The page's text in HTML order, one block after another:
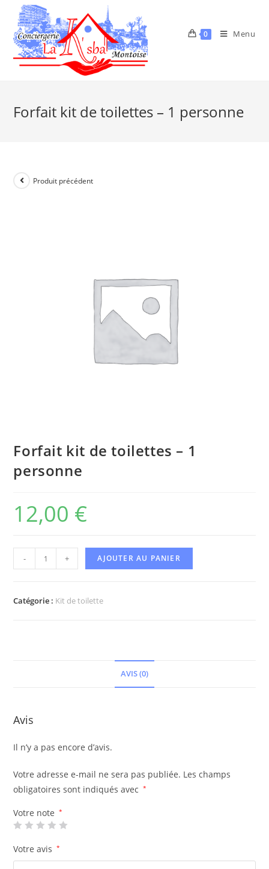
0 Menu
Forfait kit de toilettes – 1 personne
Produit précédent
Forfait kit de toilettes – 1
personne
12,00 €
- + AJOUTER AU PANIER
Catégorie : Kit de toilette
AVIS (0)
Avis
Il n’y a pas encore d’avis.
Votre adresse e-mail ne sera pas publiée. Les champs
obligatoires sont indiqués avec
*
Votre note *
Votre avis *